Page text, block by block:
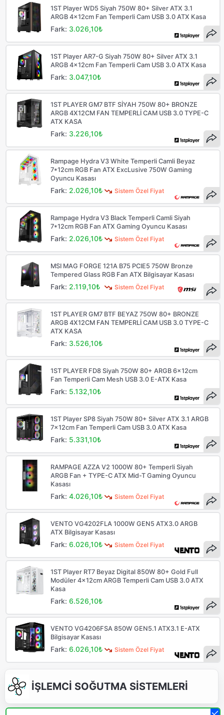
1ST Player WD5 Siyah 750W 80+ Silver ATX 3.1
ARGB 4x12cm Fan Temperli Cam USB 3.0 ATX Kasa
Fark: 3.026,10₺
1ST Player AR7-G Siyah 750W 80+ Silver ATX 3.1
ARGB 4x12cm Fan Temperli Cam USB 3.0 ATX Kasa
Fark: 3.047,10₺
1ST PLAYER GM7 BTF SİYAH 750W 80+ BRONZE
ARGB 4X12CM FAN TEMPERLİ CAM USB 3.0 TYPE-C
ATX KASA
Fark: 3.226,10₺
Sistem Özel Fiyat
Rampage Hydra V3 White Temperli Camli Beyaz
7*12cm RGB Fan ATX ExcLusive 750W Gaming
Oyuncu Kasası
Fark: 2.026,10₺
Sistem Özel Fiyat
Rampage Hydra V3 Black Temperli Camli Siyah
7*12cm RGB Fan ATX Gaming Oyuncu Kasası
Fark: 2.026,10₺
Sistem Özel Fiyat
MSI MAG FORGE 121A B75 PCIE5 750W Bronze
Tempered Glass RGB Fan ATX Bilgisayar Kasası
Fark: 2.119,10₺
1ST PLAYER GM7 BTF BEYAZ 750W 80+ BRONZE
ARGB 4X12CM FAN TEMPERLİ CAM USB 3.0 TYPE-C
ATX KASA
Fark: 3.526,10₺
1ST PLAYER FD8 Siyah 750W 80+ ARGB 6x12cm
Fan Temperli Cam Mesh USB 3.0 E-ATX Kasa
Fark: 5.132,10₺
1ST Player SP8 Siyah 750W 80+ Silver ATX 3.1 ARGB
7x12cm Fan Temperli Cam USB 3.0 ATX Kasa
Fark: 5.331,10₺
Sistem Özel Fiyat
RAMPAGE AZZA V2 1000W 80+ Temperli Siyah
ARGB Fan + TYPE-C ATX Mid-T Gaming Oyuncu
Kasası
Fark:4.026,10₺
Sistem Özel Fiyat
VENTO VG4202FLA 1000W GEN5 ATX3.0 ARGB
ATX Bilgisayar Kasası
Fark:6.026,10₺
1ST Player RT7 Beyaz Digital 850W 80+ Gold Full
Modüler 4x12cm ARGB Temperli Cam USB 3.0 ATX
Kasa
Fark:6.526,10₺
Sistem Özel Fiyat
VENTO VG4206FSA 850W GEN5.1 ATX3.1 E-ATX
Bilgisayar Kasası
Fark:6.026,10₺
İŞLEMCİ SOĞUTMA SİSTEMLERİ